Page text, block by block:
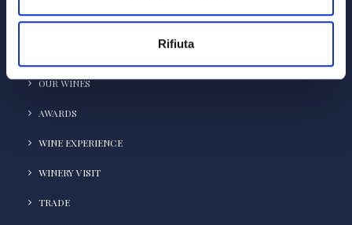
Rifiuta
COMPANY
OUR WINES
AWARDS
WINE EXPERIENCE
WINERY VISIT
TRADE